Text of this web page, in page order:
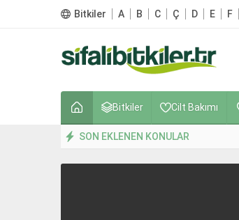
Bitkiler A B C Ç D E F
Bitkiler Cilt Bakımı
SON EKLENEN KONULAR